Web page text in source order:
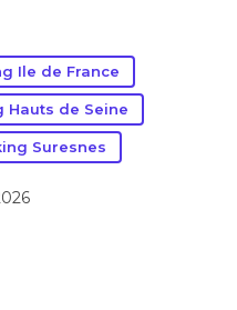
Ile de France
Hauts de Seine
Suresnes